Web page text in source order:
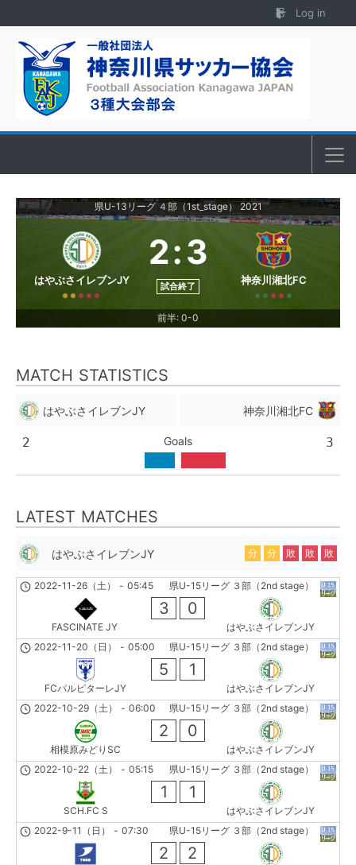
Log in
県U-13リーグ ４部（1st_stage） 2021
はやぶさイレブンJY
2:3
試合終了 神奈川湘北FC
前半: 0-0
MATCH STATISTICS
はやぶさイレブンJY 神奈川湘北FC
2 Goals 3
LATEST MATCHES
はやぶさイレブンJY 分 分 敗 敗 敗
県U-15リーグ ３部（2nd stage）
2022-11-26（土） - 05:45
FASCINATE JY
3 0
はやぶさイレブンJY
県U-15リーグ ３部（2nd stage）
2022-11-20（日） - 05:00
FCパルピターレJY
5 1
はやぶさイレブンJY
県U-15リーグ ３部（2nd stage）
2022-10-29（土） - 06:00
相模原みどりSC
2 0
はやぶさイレブンJY
県U-15リーグ ３部（2nd stage）
2022-10-22（土） - 05:15
SCH.FC S
1 1
はやぶさイレブンJY
県U-15リーグ ３部（2nd stage）
2022-9-11（日） - 07:30
2 2